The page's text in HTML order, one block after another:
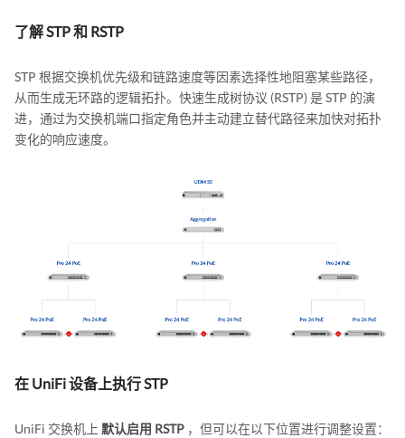
了解 STP 和 RSTP
STP 根据交换机优先级和链路速度等因素选择性地阻塞某些路径，
从而生成无环路的逻辑拓扑。快速生成树协议 (RSTP) 是 STP 的演
进，通过为交换机端口指定角色并主动建立替代路径来加快对拓扑
变化的响应速度。
在 UniFi 设备上执行 STP
UniFi 交换机上 默认启用 RSTP ，但可以在以下位置进行调整设置：